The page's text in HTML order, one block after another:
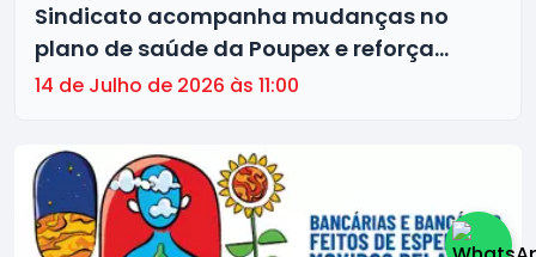
Sindicato acompanha mudanças no
plano de saúde da Poupex e reforça
compromisso com a proteção dos
14 de Julho de 2026 às 11:00